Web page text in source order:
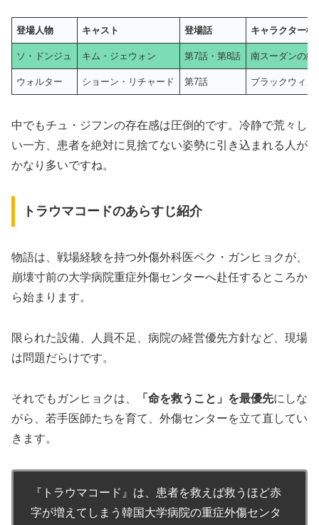
登場人物 キャスト 登場話 キャラクター概
ソ・ドンジュ キム・ジェウォン 第7話・第8話 南スーダンの紛
ウォルター ショーン・リチャード 第7話 ブラックウィン
中でもチュ・ジフンの存在感は圧倒的です。冷静で荒々し
い一方、患者を絶対に見捨てない姿勢に引き込まれる人が
かなり多いですね。
トラウマコードのあらすじ紹介
物語は、戦場経験を持つ外傷外科医ペク・ガンヒョクが、
崩壊寸前の大学病院重症外傷センターへ赴任するところか
ら始まります。
限られた設備、人員不足、病院の経営優先方針など、現場
は問題だらけです。
それでもガンヒョクは、 「命を救うこと」を最優先にしな
がら、若手医師たちを育て、外傷センターを立て直してい
きます。
『トラウマコード』は、患者を救えば救うほど赤
字が増えてしまう韓国大学病院の重症外傷センタ